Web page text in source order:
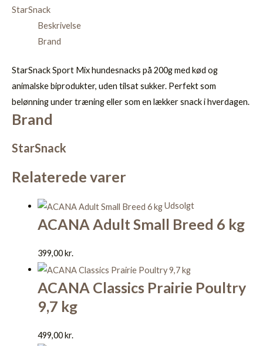
StarSnack
Beskrivelse
Brand
StarSnack Sport Mix hundesnacks på 200g med kød og
animalske biprodukter, uden tilsat sukker. Perfekt som
belønning under træning eller som en lækker snack i hverdagen.
Brand
StarSnack
Relaterede varer
Udsolgt
ACANA Adult Small Breed 6 kg
399,00kr.
ACANA Classics Prairie Poultry
9,7 kg
499,00kr.